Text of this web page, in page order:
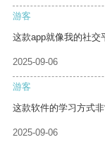
游客
这款app就像我的社交
2025-09-06
游客
这款软件的学习方式
2025-09-06